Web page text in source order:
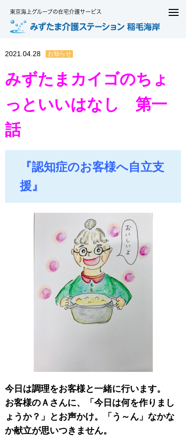
東京海上グループの在宅介護サービス
2021.04.28 お知らせ
みずたまカイゴのちょ
っといいはなし 第一
話
『認知症のお客様へ自立支
援』
今日は調理をお客様と一緒に行います。
お客様のＡさんに、「今日は何を作りまし
ょうか？」とお声かけ。「う～ん」なかな
か献立が思いつきません。